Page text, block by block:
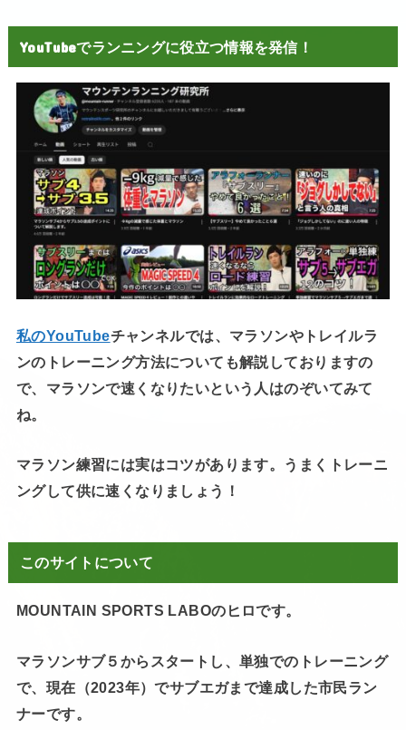
YouTubeでランニングに役立つ情報を発信！
私のYouTubeチャンネルでは、マラソンやトレイルラ
ンのトレーニング方法についても解説しておりますの
で、マラソンで速くなりたいという人はのぞいてみて
ね。
マラソン練習には実はコツがあります。うまくトレーニ
ングして供に速くなりましょう！
このサイトについて
MOUNTAIN SPORTS LABOのヒロです。
マラソンサブ５からスタートし、単独でのトレーニング
で、現在（2023年）でサブエガまで達成した市民ラン
ナーです。